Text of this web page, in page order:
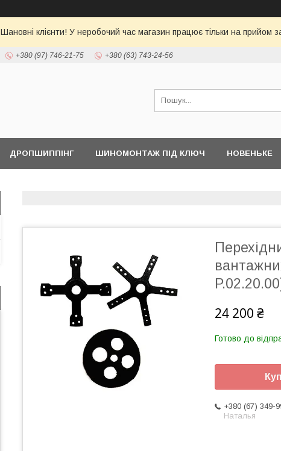
Шановні клієнти! У неробочий час магазин працює тільки на прийом
+380 (97) 746-21-75 +380 (63) 743-24-56
ДРОПШИППІНГ ШИНОМОНТАЖ ПІД КЛЮЧ НОВЕНЬКЕ
24 200 ₴
Готово до
+380 (67) 349-
Наталья